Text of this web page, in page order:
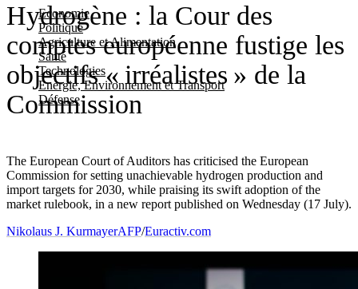
Economie
Politique
Agriculture et Alimentation
Santé
Technologies
Energie, Environnement et Transport
Défense
Hydrogène : la Cour des
comptes européenne fustige les
objectifs « irréalistes » de la
Commission
The European Court of Auditors has criticised the European
Commission for setting unachievable hydrogen production and
import targets for 2030, while praising its swift adoption of the
market rulebook, in a new report published on Wednesday (17 July).
Nikolaus J. KurmayerAFP/Euractiv.com